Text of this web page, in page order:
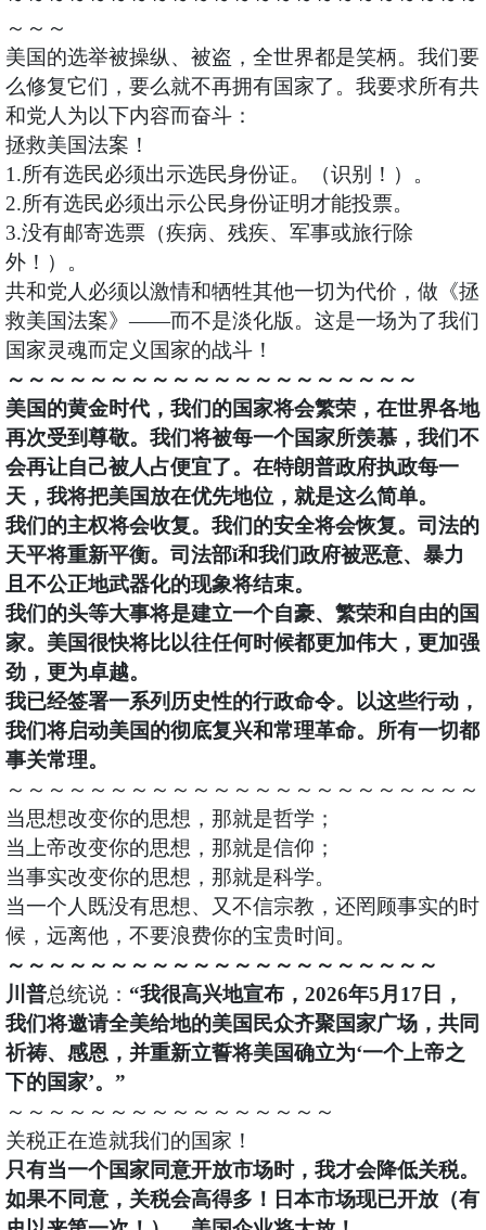
～～～
美国的选举被操纵、被盗，全世界都是笑柄。我们要
么修复它们，要么就不再拥有国家了。我要求所有共
和党人为以下内容而奋斗：
拯救美国法案！
1.所有选民必须出示选民身份证。（识别！）。
2.所有选民必须出示公民身份证明才能投票。
3.没有邮寄选票（疾病、残疾、军事或旅行除
外！）。
共和党人必须以激情和牺牲其他一切为代价，做《拯
救美国法案》——而不是淡化版。这是一场为了我们
国家灵魂而定义国家的战斗！
～～～～～～～～～～～～～～～～～～～～
美国的黄金时代，我们的国家将会繁荣，在世界各地
再次受到尊敬。我们将被每一个国家所羡慕，我们不
会再让自己被人占便宜了。在特朗普政府执政每一
天，我将把美国放在优先地位，就是这么简单。
我们的主权将会收复。我们的安全将会恢复。司法的
天平将重新平衡。司法部ǐ和我们政府被恶意、暴力
且不公正地武器化的现象将结束。
我们的头等大事将是建立一个自豪、繁荣和自由的国
家。美国很快将比以往任何时候都更加伟大，更加强
劲，更为卓越。
我已经签署一系列历史性的行政命令。以这些行动，
我们将启动美国的彻底复兴和常理革命。所有一切都
事关常理。
～～～～～～～～～～～～～～～～～～～～～～～
当思想改变你的思想，那就是哲学；
当上帝改变你的思想，那就是信仰；
当事实改变你的思想，那就是科学。
当一个人既没有思想、又不信宗教，还罔顾事实的时
候，远离他，不要浪费你的宝贵时间。
～～～～～～～～～～～～～～～～～～～～～
川普总统说： “我很高兴地宣布，2026年5月17日，
我们将邀请全美给地的美国民众齐聚国家广场，共同
祈祷、感恩，并重新立誓将美国确立为‘一个上帝之
下的国家’。”
～～～～～～～～～～～～～～～～
关税正在造就我们的国家！
只有当一个国家同意开放市场时，我才会降低关税。
如果不同意，关税会高得多！日本市场现已开放（有